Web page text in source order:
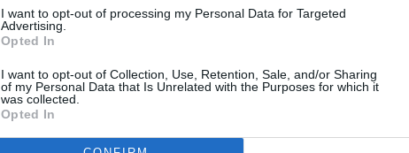
I want to opt-out of processing my Personal Data for Targeted
Advertising.
Opted In
I want to opt-out of Collection, Use, Retention, Sale, and/or Sharing
of my Personal Data that Is Unrelated with the Purposes for which it
was collected.
Opted In